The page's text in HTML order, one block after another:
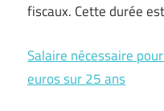
fiscaux. Cette durée
Salaire nécessaire
euros sur 25 ans